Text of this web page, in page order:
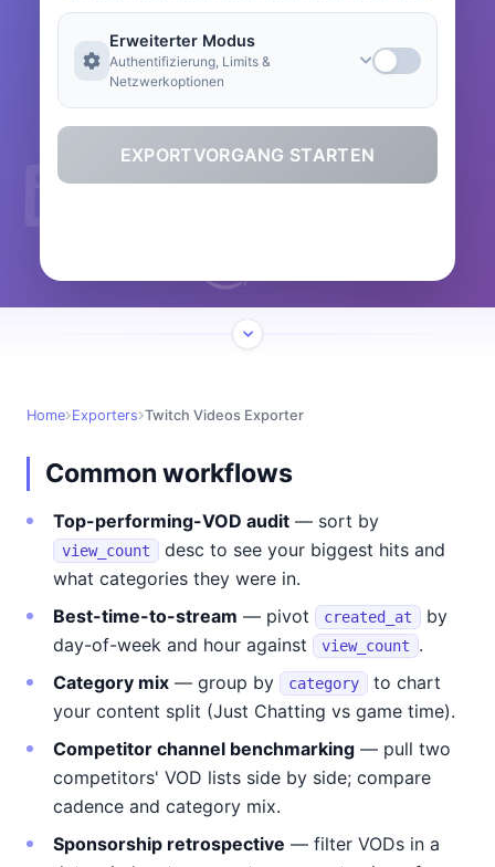
Erweiterter Modus
Authentifizierung, Limits &
Netzwerkoptionen
EXPORTVORGANG STARTEN
Home Exporters Twitch Videos Exporter
Common workflows
Top-performing-VOD audit — sort by
view_count
desc to see your biggest hits and
what categories they were in.
Best-time-to-stream — pivot created_at
by
day-of-week and hour against
view_count
.
Category mix — group by category
to chart
your content split (Just Chatting vs game time).
Competitor channel benchmarking — pull two
competitors' VOD lists side by side; compare
cadence and category mix.
Sponsorship retrospective — filter VODs in a